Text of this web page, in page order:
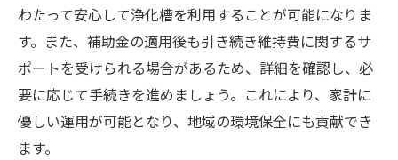
わたって安心して浄化槽を利用することが可能になりま
す。また、補助金の適用後も引き続き維持費に関するサ
ポートを受けられる場合があるため、詳細を確認し、必
要に応じて手続きを進めましょう。これにより、家計に
優しい運用が可能となり、地域の環境保全にも貢献でき
ます。